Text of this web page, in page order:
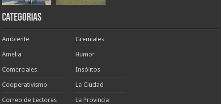
Categorias
Ambiente
Amelia
Comerciales
Cooperativismo
Correo de Lectores
Gremiales
Humor
Insólitos
La Ciudad
La Provincia